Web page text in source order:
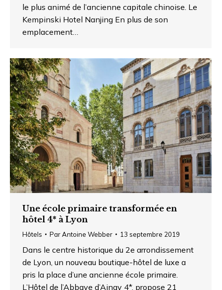
le plus animé de l’ancienne capitale chinoise. Le
Kempinski Hotel Nanjing En plus de son
emplacement…
Une école primaire transformée en
hôtel 4* à Lyon
Hôtels ParAntoine Webber 13 septembre 2019
Dans le centre historique du 2e arrondissement
de Lyon, un nouveau boutique-hôtel de luxe a
pris la place d’une ancienne école primaire.
L’Hôtel de l’Abbaye d’Ainay 4*, propose 21